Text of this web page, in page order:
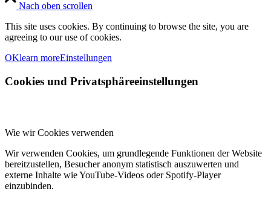
Nach oben scrollen
This site uses cookies. By continuing to browse the site, you are
agreeing to our use of cookies.
OKlearn moreEinstellungen
Cookies und Privatsphäreeinstellungen
Wie wir Cookies verwenden
Wir verwenden Cookies, um grundlegende Funktionen der Website
bereitzustellen, Besucher anonym statistisch auszuwerten und
externe Inhalte wie YouTube-Videos oder Spotify-Player
einzubinden.